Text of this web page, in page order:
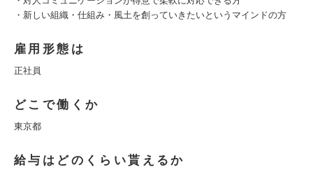
・新しい組織・仕組み・風土を創っていきたいというマインドの方
雇用形態は
正社員
どこで働くか
東京都
給与はどのくらい貰えるか